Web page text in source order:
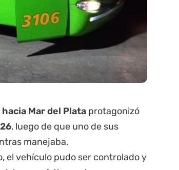
Mar del Plata protagonizó
, luego de que uno de sus
manejaba.
el vehículo pudo ser controlado y